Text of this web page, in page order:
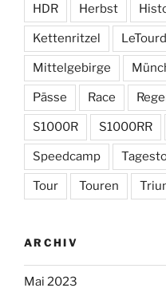
HDR Herbst
Kettenritzel
Mittelgebirge
Pässe Race
S1000R S1000RR
Speedcamp
Tour Touren
ARCHIV
Mai 2023